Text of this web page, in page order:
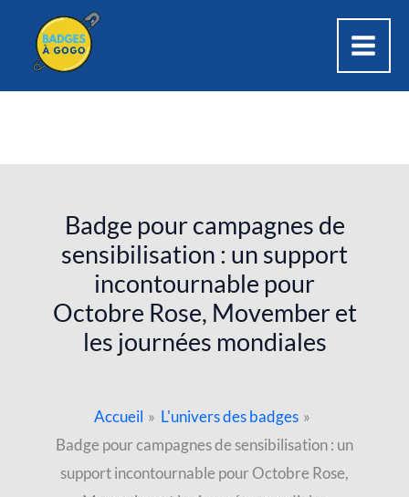
contenu
Badge pour campagnes de
sensibilisation : un support
incontournable pour
Octobre Rose, Movember et
les journées mondiales
Accueil
L'univers des badges
Badge pour campagnes de sensibilisation : un
support incontournable pour Octobre Rose,